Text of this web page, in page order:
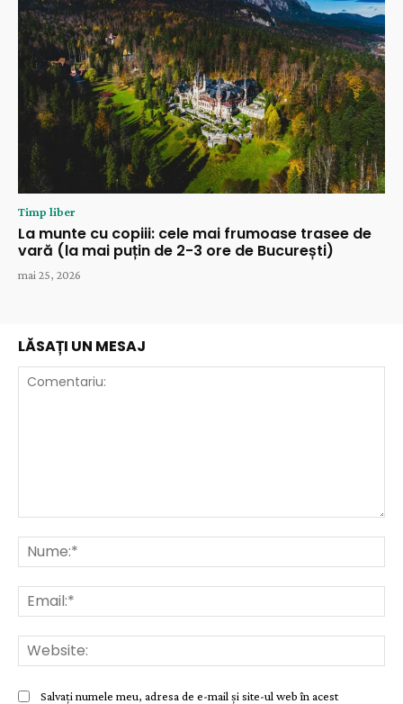
Timp liber
La munte cu copiii: cele mai frumoase trasee de
vară (la mai puțin de 2-3 ore de București)
mai 25, 2026
LĂSAȚI UN MESAJ
Salvați numele meu, adresa de e-mail și site-ul web în acest